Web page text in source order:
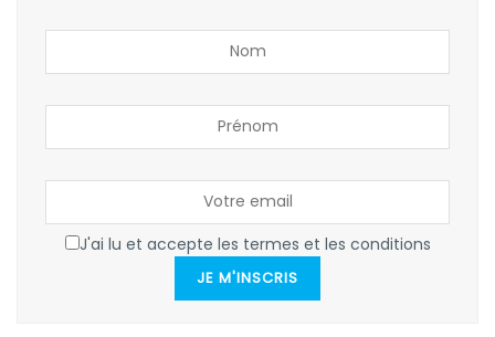
J'ai lu et accepte les termes et les conditions
JE M'INSCRIS